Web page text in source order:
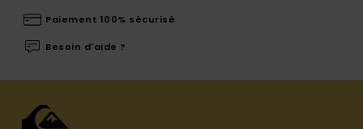
Paiement 100% sécurisé
Besoin d'aide ?